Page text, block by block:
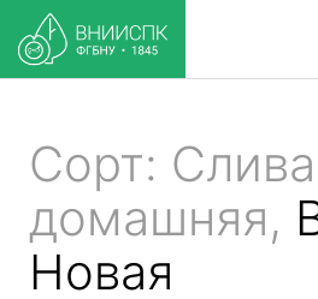
Сорт: Слива
домашняя,
Новая